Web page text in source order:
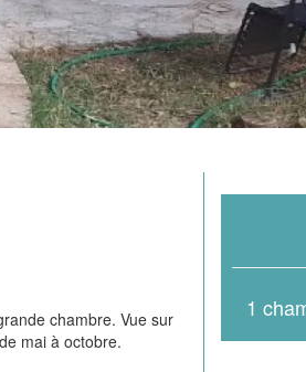
chambre. Vue sur
mai à octobre.
1